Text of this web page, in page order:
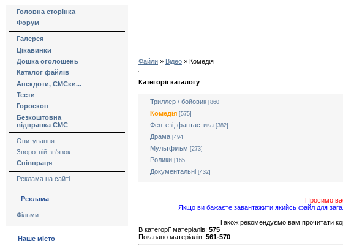
Головна сторінка
Форум
Галерея
Цікавинки
Дошка оголошень
Каталог файлів
Анекдоти, СМСки...
Тести
Гороскоп
Безкоштовна
відправка СМС
Опитування
Зворотній зв'язок
Співпраця
Реклама на сайті
Реклама
Фільми
Наше місто
Файли » Відео » Комедія
Категорії каталогу
Триллер / бойовик [860]
Комедія [575]
Фентезі, фантастика [382]
Драма [494]
Мультфільм [273]
Ролики [165]
Документальні [432]
Просимо
Якщо ви бажаєте завантажити якийсь файл для
Також рекомендуємо вам прочитати
В категорії матеріалів: 575
Показано матеріалів: 561-570